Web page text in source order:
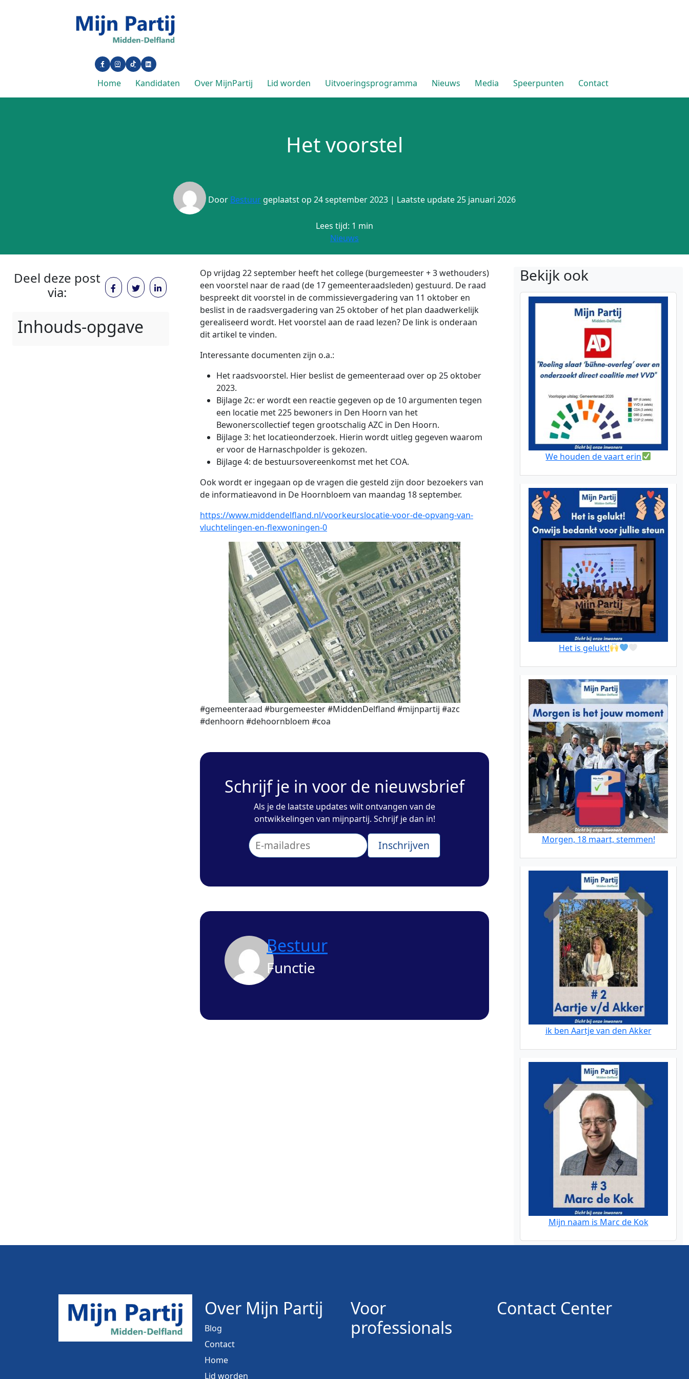
Home Kandidaten Over MijnPartij Lid worden Uitvoeringsprogramma Nieuws Media Speerpunten Contact
Het voorstel
Door Bestuur geplaatst op 24 september 2023 | Laatste update 25 januari 2026
Lees tijd: 1 min
Nieuws
Deel deze post
via:
Inhouds-opgave
Op vrijdag 22 september heeft het college (burgemeester + 3 wethouders)
een voorstel naar de raad (de 17 gemeenteraadsleden) gestuurd. De raad
bespreekt dit voorstel in de commissievergadering van 11 oktober en
beslist in de raadsvergadering van 25 oktober of het plan daadwerkelijk
gerealiseerd wordt. Het voorstel aan de raad lezen? De link is onderaan
dit artikel te vinden.
Interessante documenten zijn o.a.:
Het raadsvoorstel. Hier beslist de gemeenteraad over op 25 oktober
2023.
Bijlage 2c: er wordt een reactie gegeven op de 10 argumenten tegen
een locatie met 225 bewoners in Den Hoorn van het
Bewonerscollectief tegen grootschalig AZC in Den Hoorn.
Bijlage 3: het locatieonderzoek. Hierin wordt uitleg gegeven waarom
er voor de Harnaschpolder is gekozen.
Bijlage 4: de bestuursovereenkomst met het COA.
Ook wordt er ingegaan op de vragen die gesteld zijn door bezoekers van
de informatieavond in De Hoornbloem van maandag 18 september.
https://www.middendelfland.nl/voorkeurslocatie-voor-de-opvang-van-
vluchtelingen-en-flexwoningen-0
#gemeenteraad #burgemeester #MiddenDelfland #mijnpartij #azc
#denhoorn #dehoornbloem #coa
Schrijf je in voor de nieuwsbrief
Als je de laatste updates wilt ontvangen van de
ontwikkelingen van mijnpartij. Schrijf je dan in!
Bestuur
Functie
Bekijk ook
We houden de vaart erin
Het is gelukt!
Morgen, 18 maart, stemmen!
ik ben Aartje van den Akker
Mijn naam is Marc de Kok
Over Mijn Partij
Blog
Contact
Home
Lid worden
Voor
professionals
Contact Center